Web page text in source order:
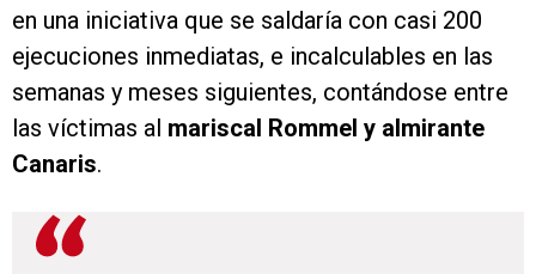
en una iniciativa que se saldaría con casi 200
ejecuciones inmediatas, e incalculables en las
semanas y meses siguientes, contándose entre
las víctimas al mariscal Rommel y almirante
Canaris.